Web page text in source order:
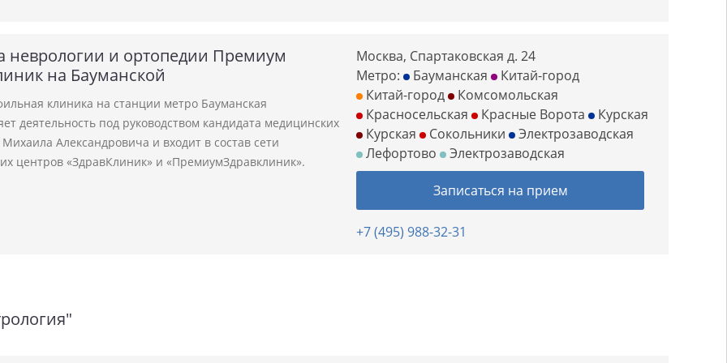
неврологии и ортопедии Премиум
на Бауманской
клиника на станции метро Бауманская
деятельность под руководством кандидата медицинских
Александровича и входит в состав сети
центров «ЗдравКлиник» и «ПремиумЗдравклиник».
Москва, Спартаковская д. 24
Метро:
Бауманская
Китай-город
Китай-город
Комсомольская
Красносельская
Красные Ворота
Курская
Курская
Сокольники
Электрозаводская
Лефортово
Электрозаводская
Записаться на прием
+7 (495) 988-32-31